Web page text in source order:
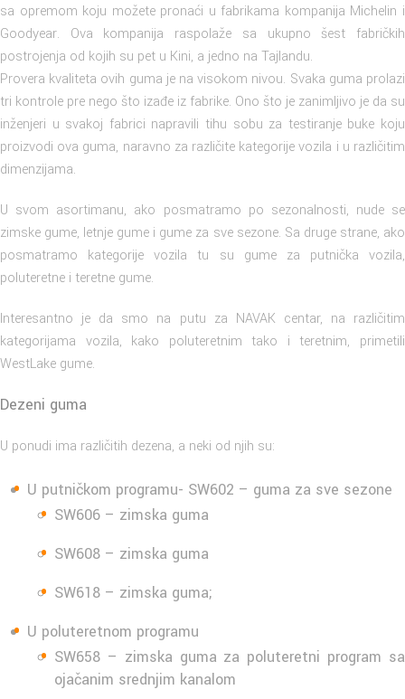
sa opremom koju možete pronaći u fabrikama kompanija Michelin i
Goodyear. Ova kompanija raspolaže sa ukupno šest fabričkih
postrojenja od kojih su pet u Kini, a jedno na Tajlandu.
Provera kvaliteta ovih guma je na visokom nivou. Svaka guma prolazi
tri kontrole pre nego što izađe iz fabrike. Ono što je zanimljivo je da su
inženjeri u svakoj fabrici napravili tihu sobu za testiranje buke koju
proizvodi ova guma, naravno za različite kategorije vozila i u različitim
dimenzijama.
U svom asortimanu, ako posmatramo po sezonalnosti, nude se
zimske gume, letnje gume i gume za sve sezone. Sa druge strane, ako
posmatramo kategorije vozila tu su gume za putnička vozila,
poluteretne i teretne gume.
Interesantno je da smo na putu za NAVAK centar, na različitim
kategorijama vozila, kako poluteretnim tako i teretnim, primetili
WestLake gume.
Dezeni guma
U ponudi ima različitih dezena, a neki od njih su:
U putničkom programu- SW602 – guma za sve sezone
SW606 – zimska guma
SW608 – zimska guma
SW618 – zimska guma;
U poluteretnom programu
SW658 – zimska guma za poluteretni program sa
ojačanim srednjim kanalom